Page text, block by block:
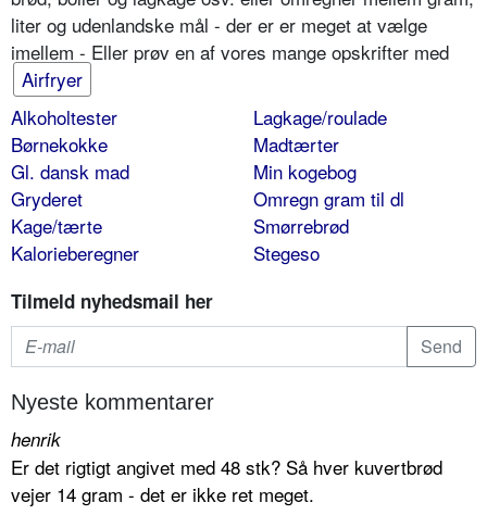
liter og udenlandske mål - der er er meget at vælge
imellem - Eller prøv en af vores mange opskrifter med
Airfryer
Alkoholtester
Børnekokke
Gl. dansk mad
Gryderet
Kage/tærte
Kalorieberegner
Lagkage/roulade
Madtærter
Min kogebog
Omregn gram til dl
Smørrebrød
Stegeso
Tilmeld nyhedsmail her
Nyeste kommentarer
henrik
Er det rigtigt angivet med 48 stk? Så hver kuvertbrød
vejer 14 gram - det er ikke ret meget.